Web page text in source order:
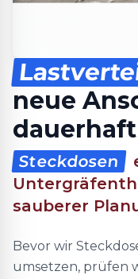
neue
Steckdosen
sauberer
Bevor wir
umsetzen, prüfen